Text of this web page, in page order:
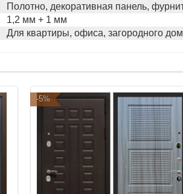
Полотно, декоративная панель,
1,2 мм + 1 мм
Для квартиры, офиса, загородного
-5%